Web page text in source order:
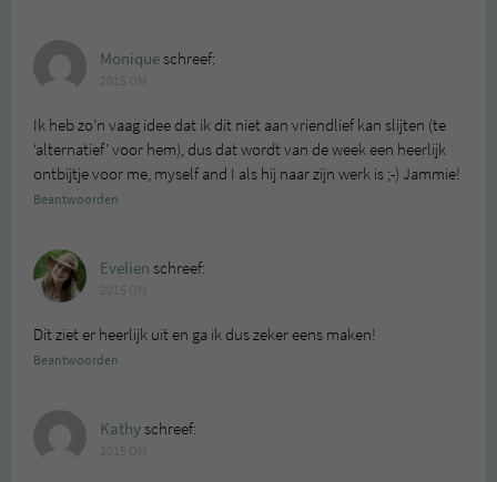
Moniqueschreef:
Ik heb zo’n vaag idee dat ik dit niet aan vriendlief kan slijten (te
‘alternatief’ voor hem), dus dat wordt van de week een heerlijk
ontbijtje voor me, myself and I als hij naar zijn werk is ;-) Jammie!
Beantwoorden
Evelien schreef:
Dit ziet er heerlijk uit en ga ik dus zeker eens maken!
Beantwoorden
Kathyschreef: